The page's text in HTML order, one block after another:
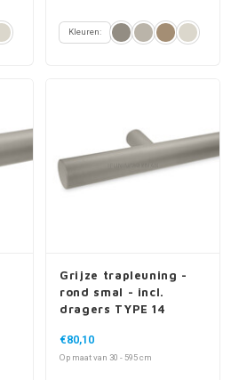
Kleuren:
Grijze trapleuning -
rond smal - incl.
dragers TYPE 14
€80,10
Op maat van 30 - 595 cm